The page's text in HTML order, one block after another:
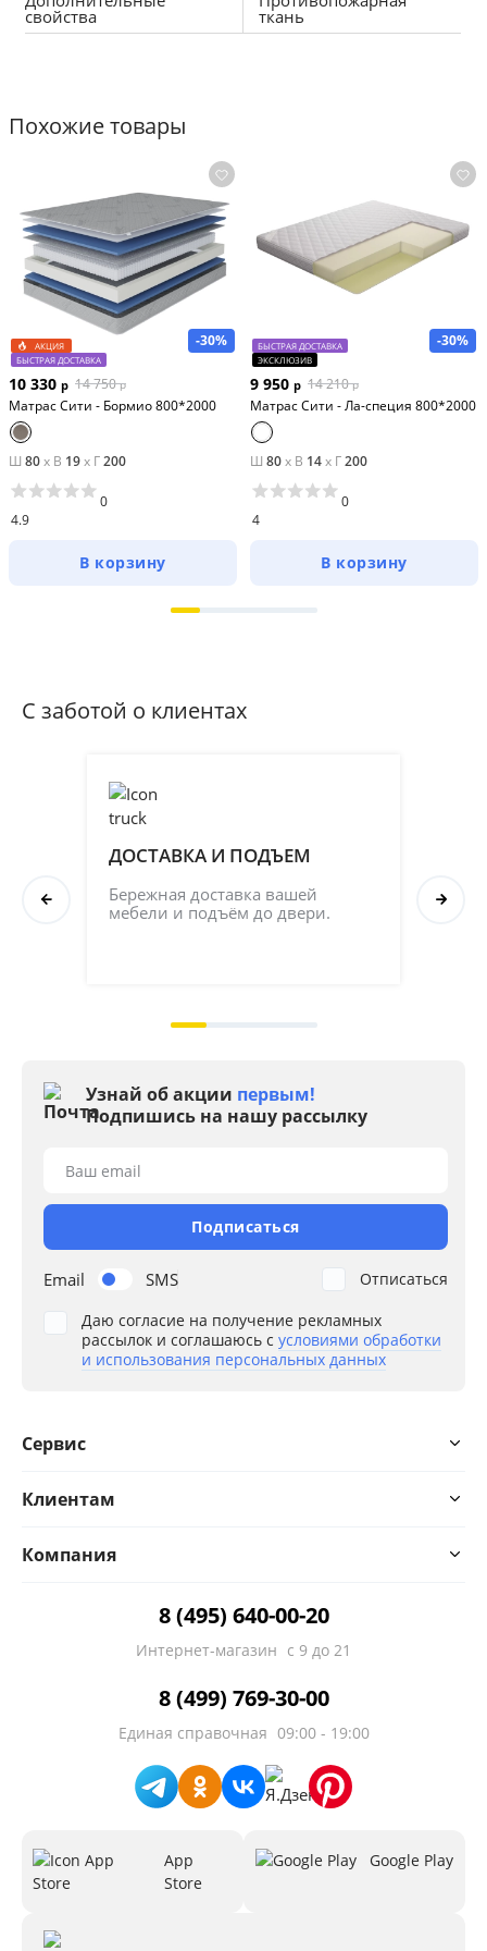
свойства ткань
Похожие товары
-30%
АКЦИЯ
БЫСТРАЯ ДОСТАВКА
10 330 р 14 750 р
Матрас Сити - Бормио 800*2000
Ш 80x В 19x Г200
4.9
0
В корзину
-30%
БЫСТРАЯ ДОСТАВКА
ЭКСКЛЮЗИВ
9 950 р 14 210 р
Матрас Сити - Ла-специя 800*2000
Ш 80x В 14x Г200
4
0
В корзину
С заботой о клиентах
ДОСТАВКА И ПОДЪЕМ
Бережная доставка вашей
мебели и подъём до двери.
Узнай об акции первым!
Подпишись на нашу рассылку
Email SMS
Ваш email
Подписаться
Даю согласие на получение рекламных
рассылок и соглашаюсь с условиями обработки
и использования персональных данных
Отписаться
Сервис
Клиентам
Компания
8 (495) 640-00-20
Интернет-магазин с 9 до 21
8 (499) 769-30-00
Единая справочная 09:00 - 19:00
App
Store
Google Play